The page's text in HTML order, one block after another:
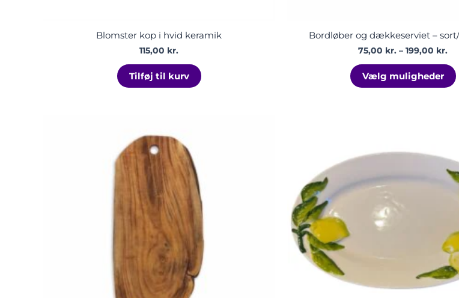
Blomster kop i hvid keramik
115,00 kr.
Tilføj til kurv
Bordløber og dækkeserviet –
75,00 kr. – 199,00 kr.
Vælg muligheder